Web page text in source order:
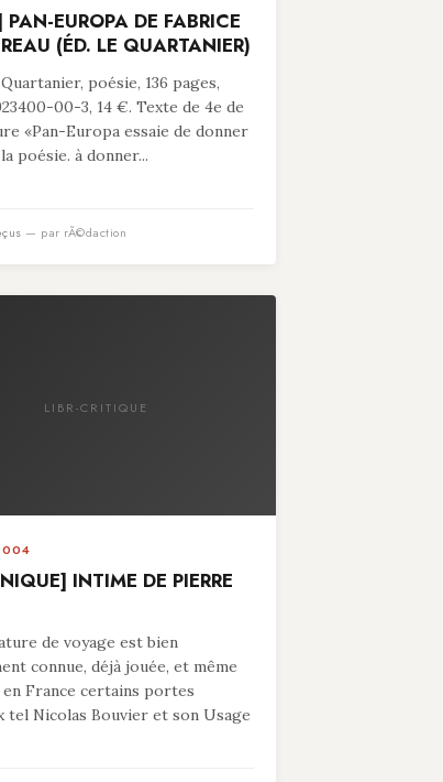
PAN-EUROPA DE FABRICE
(ÉD. LE QUARTANIER)
poésie, 136 pages,
00-3, 14 €. Texte de 4e de
«Pan-Europa essaie de donner
poésie. à donner...
— par rÃ©daction
LIBR-CRITIQUE
INTIME DE PIERRE
de voyage est bien
connue, déjà jouée, et même
en France certains portes
tel Nicolas Bouvier et son Usage